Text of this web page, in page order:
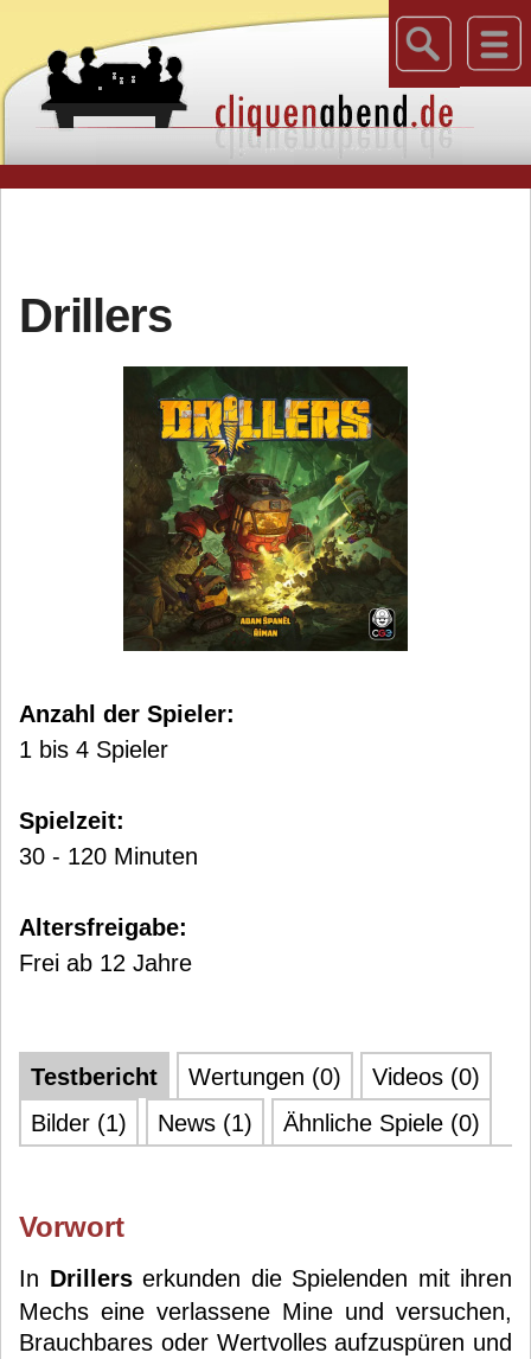
Drillers
Anzahl der Spieler:
1 bis 4 Spieler
Spielzeit:
30 - 120 Minuten
Altersfreigabe:
Frei ab 12 Jahre
Testbericht Wertungen (0)
Videos (0)
Bilder (1)
News (1) Ähnliche Spiele (0)
Vorwort
In Drillers erkunden die Spielenden mit ihren
Mechs eine verlassene Mine und versuchen,
Brauchbares oder Wertvolles aufzuspüren und